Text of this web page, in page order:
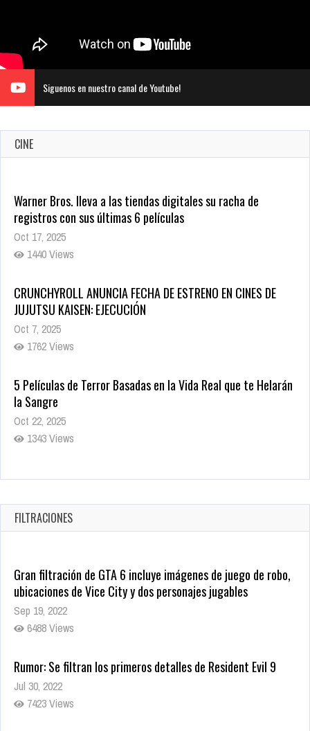
Siguenos en nuestro canal de Youtube!
CINE
CRUNCHYROLL ANUNCIA FECHA DE ESTRENO EN CINES DE
JUJUTSU KAISEN: EJECUCIÓN
Oct 7, 2025
1762 Views
5 Películas de Terror Basadas en la Vida Real que te Helarán
la Sangre
Oct 22, 2025
1343 Views
Revive el terror: El conjuro 4: Últimos ritos ya está disponible
en tiendas digitales
Oct 20, 2025
1385 Views
Warner Bros. lleva a las tiendas digitales su racha de
Oct 17, 2025
1440 Views
FILTRACIONES
Gran filtración de GTA 6 incluye imágenes de juego de robo,
ubicaciones de Vice City y dos personajes jugables
Sep 19, 2022
6488 Views
Rumor: Se filtran los primeros detalles de Resident Evil 9
Jul 30, 2022
7423 Views